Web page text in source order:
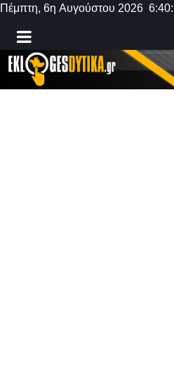
Πέμπτη, 6η Αυγούστου 2026